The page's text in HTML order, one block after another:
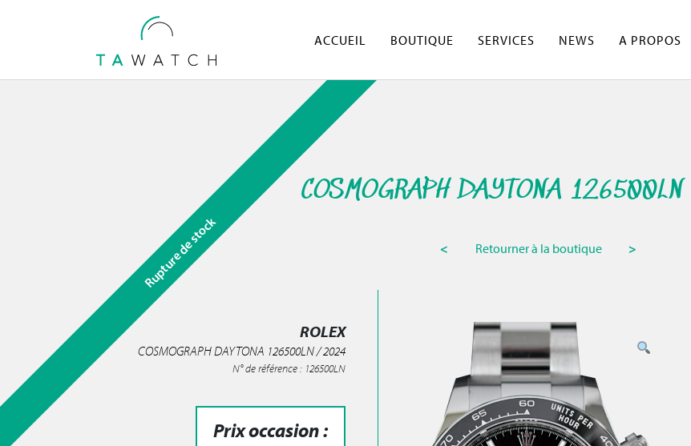
ACCUEIL
BOUTIQUE SERVICES NEWS A PROPOS
COSMOGRAPH DAYTONA
< Retourner à la boutique >
ROLEX
COSMOGRAPH DAYTONA 126500LN / 2024
N° de référence : 126500LN
Prix occasion :
Rupture de stock